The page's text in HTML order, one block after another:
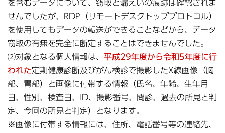
を含むデータについて、窃取と漏えいの痕跡は確認されま
せんでしたが、RDP（リモートデスクトッププロトコル）
を使用してもデータの転送ができることなどから、データ
窃取の有無を完全に断定することはできませんでした。
⑵対象となる個人情報は、 平成29年度から令和5年度に行
われた定期健康診断及びがん検診で撮影したX線画像（胸
部、胃部）と画像に付帯する情報（氏名、年齢、生年月
日、性別、検査日、ID、撮影番号、問診、過去の所見と判
定、今回の所見と判定）となります。
※画像に付帯する情報には、住所、電話番号等の連絡先、